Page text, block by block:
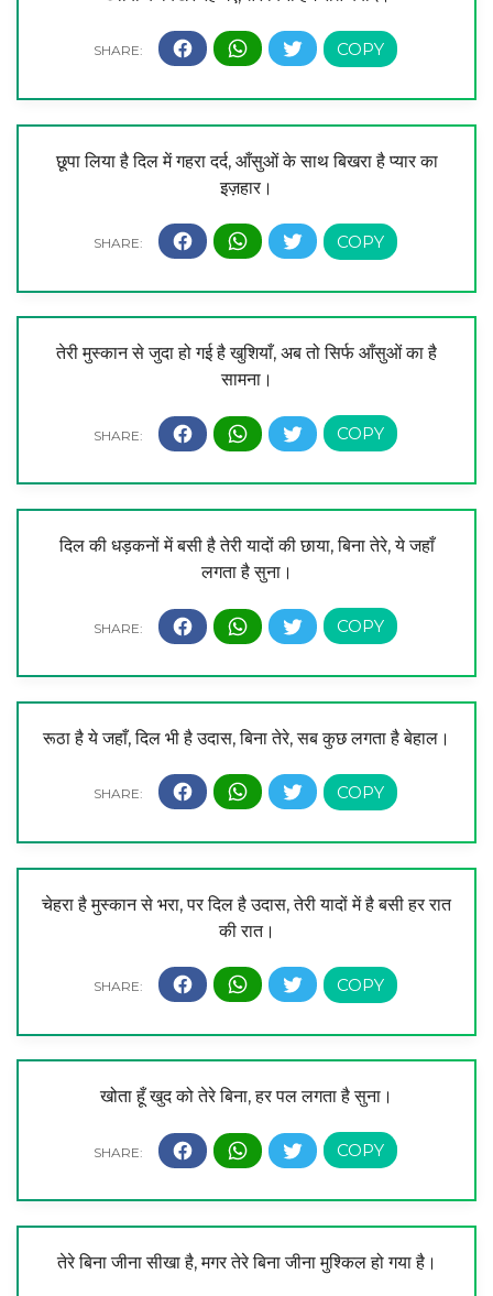
छूपा लिया है दिल में गहरा दर्द, आँसुओं के साथ बिखरा है प्यार का
इज़हार।
तेरी मुस्कान से जुदा हो गई है खुशियाँ, अब तो सिर्फ आँसुओं का है
सामना।
दिल की धड़कनों में बसी है तेरी यादों की छाया, बिना तेरे, ये जहाँ
लगता है सुना।
रूठा है ये जहाँ, दिल भी है उदास, बिना तेरे, सब कुछ लगता है बेहाल।
चेहरा है मुस्कान से भरा, पर दिल है उदास, तेरी यादों में है बसी हर रात
की रात।
खोता हूँ खुद को तेरे बिना, हर पल लगता है सुना।
तेरे बिना जीना सीखा है, मगर तेरे बिना जीना मुश्किल हो गया है।